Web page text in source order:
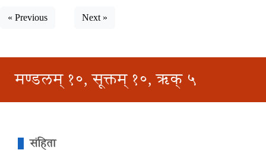
« Previous Next »
मण्डलम् १०, सूक्तम् १०, ऋक् ५
संहिता